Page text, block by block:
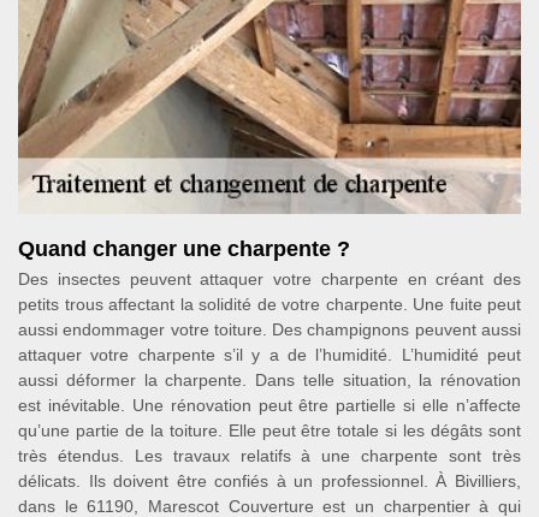
Quand changer une charpente ?
Des insectes peuvent attaquer votre charpente en créant des
petits trous affectant la solidité de votre charpente. Une fuite peut
aussi endommager votre toiture. Des champignons peuvent aussi
attaquer votre charpente s’il y a de l’humidité. L’humidité peut
aussi déformer la charpente. Dans telle situation, la rénovation
est inévitable. Une rénovation peut être partielle si elle n’affecte
qu’une partie de la toiture. Elle peut être totale si les dégâts sont
très étendus. Les travaux relatifs à une charpente sont très
délicats. Ils doivent être confiés à un professionnel. À Bivilliers,
dans le 61190, Marescot Couverture est un charpentier à qui